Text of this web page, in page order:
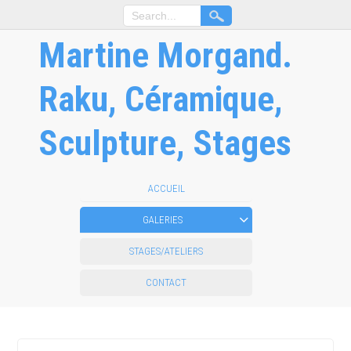
Martine Morgand.
Raku, Céramique,
Sculpture, Stages
ACCUEIL
GALERIES
STAGES/ATELIERS
CONTACT